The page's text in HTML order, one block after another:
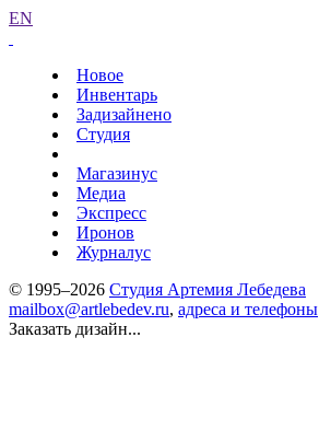
EN
Новое
Инвентарь
Задизайнено
Студия
Магазинус
Медиа
Экспресс
Иронов
Журналус
© 1995–2026 Студия Артемия Лебедева
mailbox@artlebedev.ru, адреса и телефоны
Заказать дизайн...